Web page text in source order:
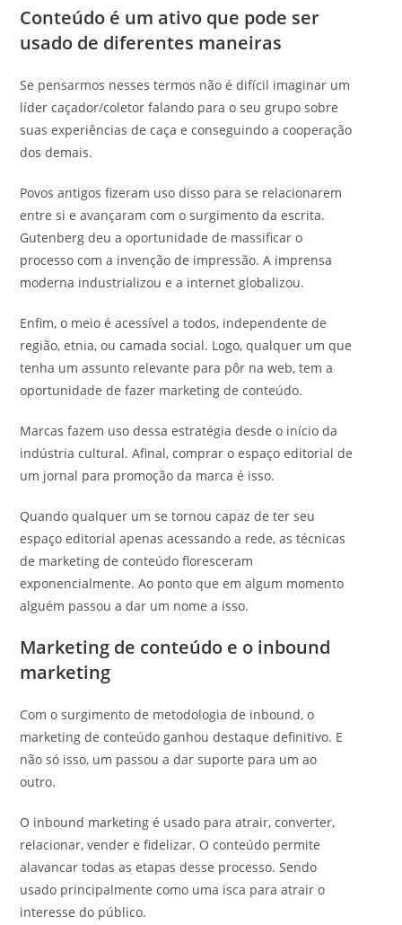
Conteúdo é um ativo que pode ser
usado de diferentes maneiras
Se pensarmos nesses termos não é difícil imaginar um
líder caçador/coletor falando para o seu grupo sobre
suas experiências de caça e conseguindo a cooperação
dos demais.
Povos antigos fizeram uso disso para se relacionarem
entre si e avançaram com o surgimento da escrita.
Gutenberg deu a oportunidade de massificar o
processo com a invenção de impressão. A imprensa
moderna industrializou e a internet globalizou.
Enfim, o meio é acessível a todos, independente de
região, etnia, ou camada social. Logo, qualquer um que
tenha um assunto relevante para pôr na web, tem a
oportunidade de fazer marketing de conteúdo.
Marcas fazem uso dessa estratégia desde o início da
indústria cultural. Afinal, comprar o espaço editorial de
um jornal para promoção da marca é isso.
Quando qualquer um se tornou capaz de ter seu
espaço editorial apenas acessando a rede, as técnicas
de marketing de conteúdo floresceram
exponencialmente. Ao ponto que em algum momento
alguém passou a dar um nome a isso.
Marketing de conteúdo e o inbound
marketing
Com o surgimento de metodologia de inbound, o
marketing de conteúdo ganhou destaque definitivo. E
não só isso, um passou a dar suporte para um ao
outro.
O inbound marketing é usado para atrair, converter,
relacionar, vender e fidelizar. O conteúdo permite
alavancar todas as etapas desse processo. Sendo
usado principalmente como uma isca para atrair o
interesse do público.